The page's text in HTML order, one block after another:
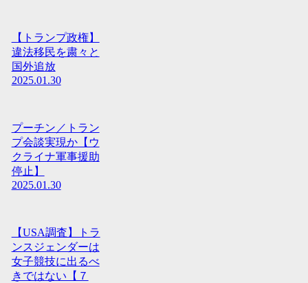
【トランプ政権】
違法移民を粛々と
国外追放
2025.01.30
プーチン／トラン
プ会談実現か【ウ
クライナ軍事援助
停止】
2025.01.30
【USA調査】トラ
ンスジェンダーは
女子競技に出るべ
きではない【７